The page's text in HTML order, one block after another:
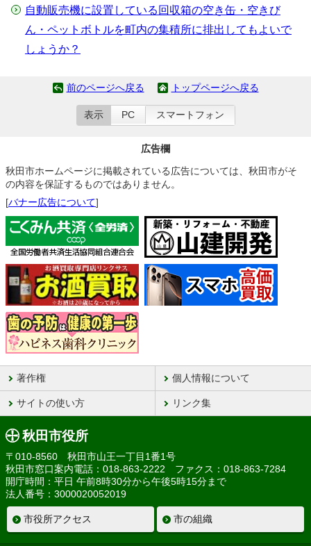
自動販売機に設置している回収箱の空き缶・空きび
ん・ペットボトルを町内の集積所に排出してもよいで
しょうか？
前のページへ戻る トップページへ戻る
表示 PC スマートフォン
広告欄
秋田市ホームページに掲載されている広告については、秋田市がそ
の内容を保証するものではありません。
[バナー広告について]
著作権 個人情報について
サイトの使い方 リンク集
秋田市役所
〒010-8560 秋田市山王一丁目1番1号
秋田市窓口案内電話：018-863-2222 ファクス：018-863-7284
開庁時間：平日 午前8時30分から午後5時15分まで
法人番号：3000020052019
市役所アクセス 市の組織